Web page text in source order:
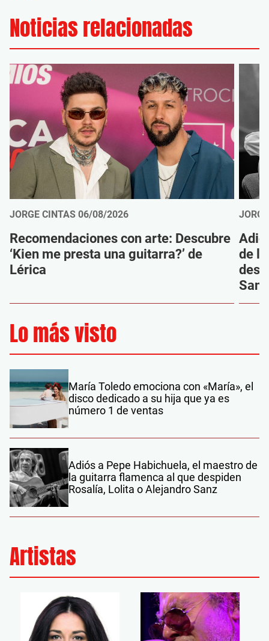
Noticias relacionadas
JORGE CINTAS 06/08/2026
Recomendaciones con arte: Descubre
‘Kien me presta una guitarra?’ de
Lérica
de
Sanz
Lo más visto
María Toledo emociona con «María», el
disco dedicado a su hija que ya es
número 1 de ventas
Adiós a Pepe Habichuela, el maestro de
la guitarra flamenca al que despiden
Rosalía, Lolita o Alejandro Sanz
Artistas